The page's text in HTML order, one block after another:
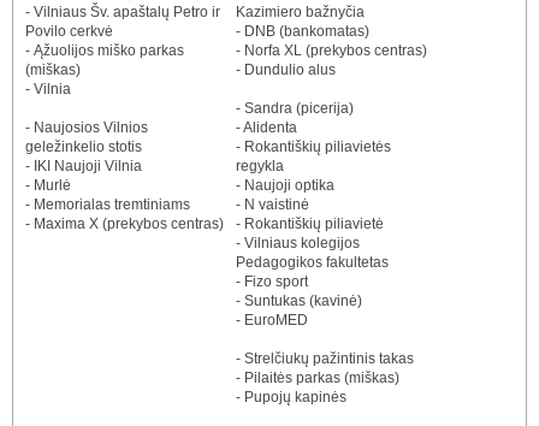
- Vilniaus Šv. apaštalų Petro ir
Povilo cerkvė
- Ąžuolijos miško parkas
(miškas)
- Vilnia
- Naujosios Vilnios
geležinkelio stotis
- IKI Naujoji Vilnia
- Murlė
- Memorialas tremtiniams
- Maxima X (prekybos centras)
Kazimiero bažnyčia
- DNB (bankomatas)
- Norfa XL (prekybos centras)
- Dundulio alus
- Sandra (picerija)
- Alidenta
- Rokantiškių piliavietės
regykla
- Naujoji optika
- N vaistinė
- Rokantiškių piliavietė
- Vilniaus kolegijos
Pedagogikos fakultetas
- Fizo sport
- Suntukas (kavinė)
- EuroMED
- Strelčiukų pažintinis takas
- Pilaitės parkas (miškas)
- Pupojų kapinės